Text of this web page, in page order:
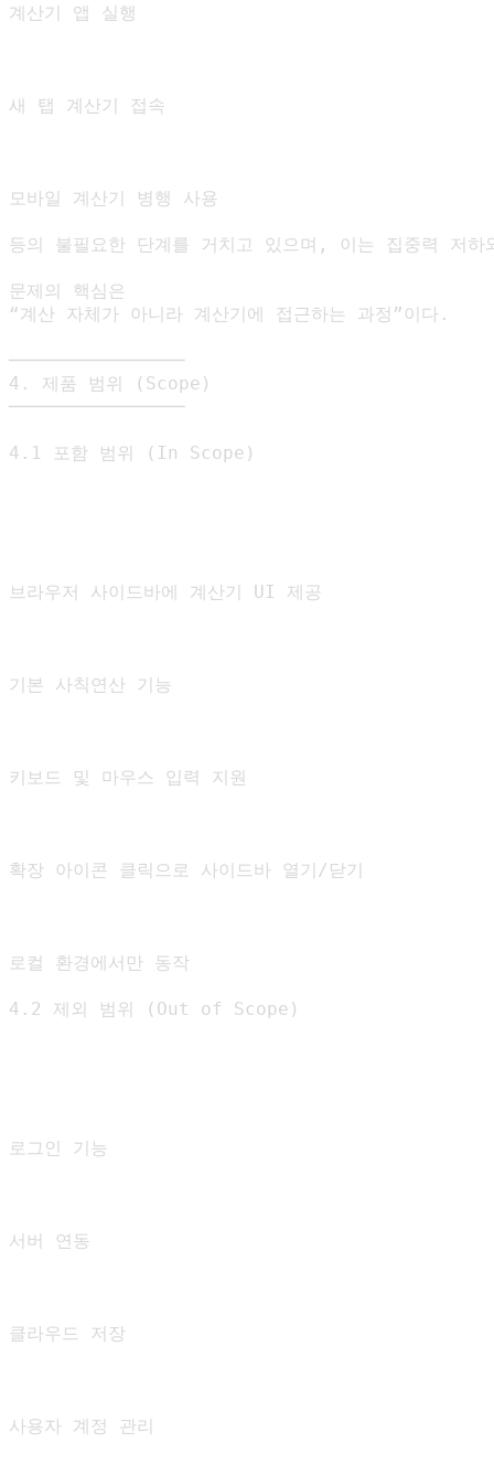
계산기 앱 실행
새 탭 계산기 접속
모바일 계산기 병행 사용
등의 불필요한 단계를 거치고 있으며, 이는 집중력 저
문제의 핵심은
“계산 자체가 아니라 계산기에 접근하는 과정”이다.
────────────────
4. 제품 범위 (Scope)
────────────────
4.1 포함 범위 (In Scope)
브라우저 사이드바에 계산기 UI 제공
기본 사칙연산 기능
키보드 및 마우스 입력 지원
확장 아이콘 클릭으로 사이드바 열기/닫기
로컬 환경에서만 동작
4.2 제외 범위 (Out of Scope)
로그인 기능
서버 연동
클라우드 저장
사용자 계정 관리